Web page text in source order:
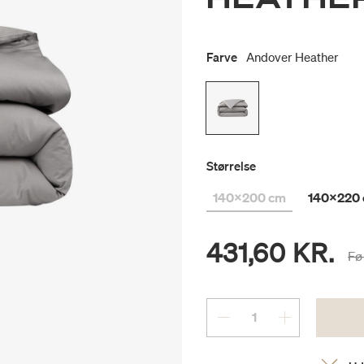
Farve Andover Heather
Størrelse
140x200 cm
140x220
431,60 KR.